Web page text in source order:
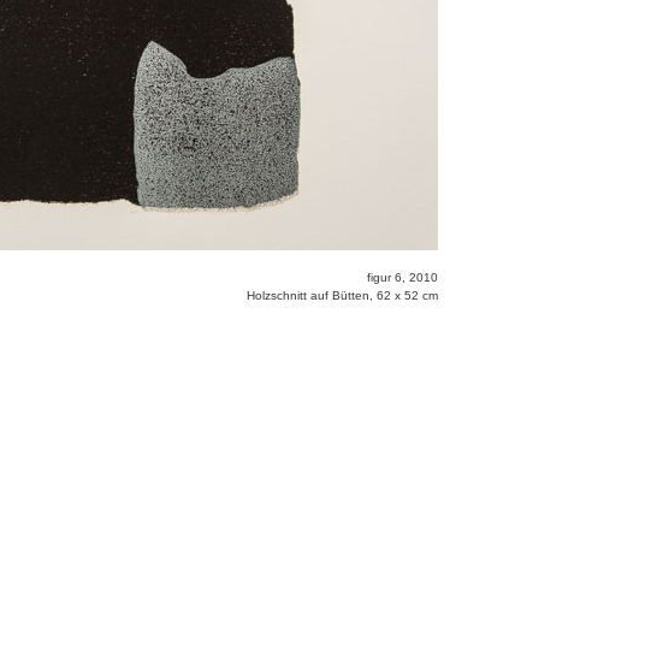
figur 6, 2010
Holzschnitt auf Bütten, 62 x 52 cm